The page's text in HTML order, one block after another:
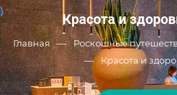
Красота и
Главная — Роскошные
— Красота и